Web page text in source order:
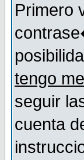
Primero
tengo
seguir
cuenta